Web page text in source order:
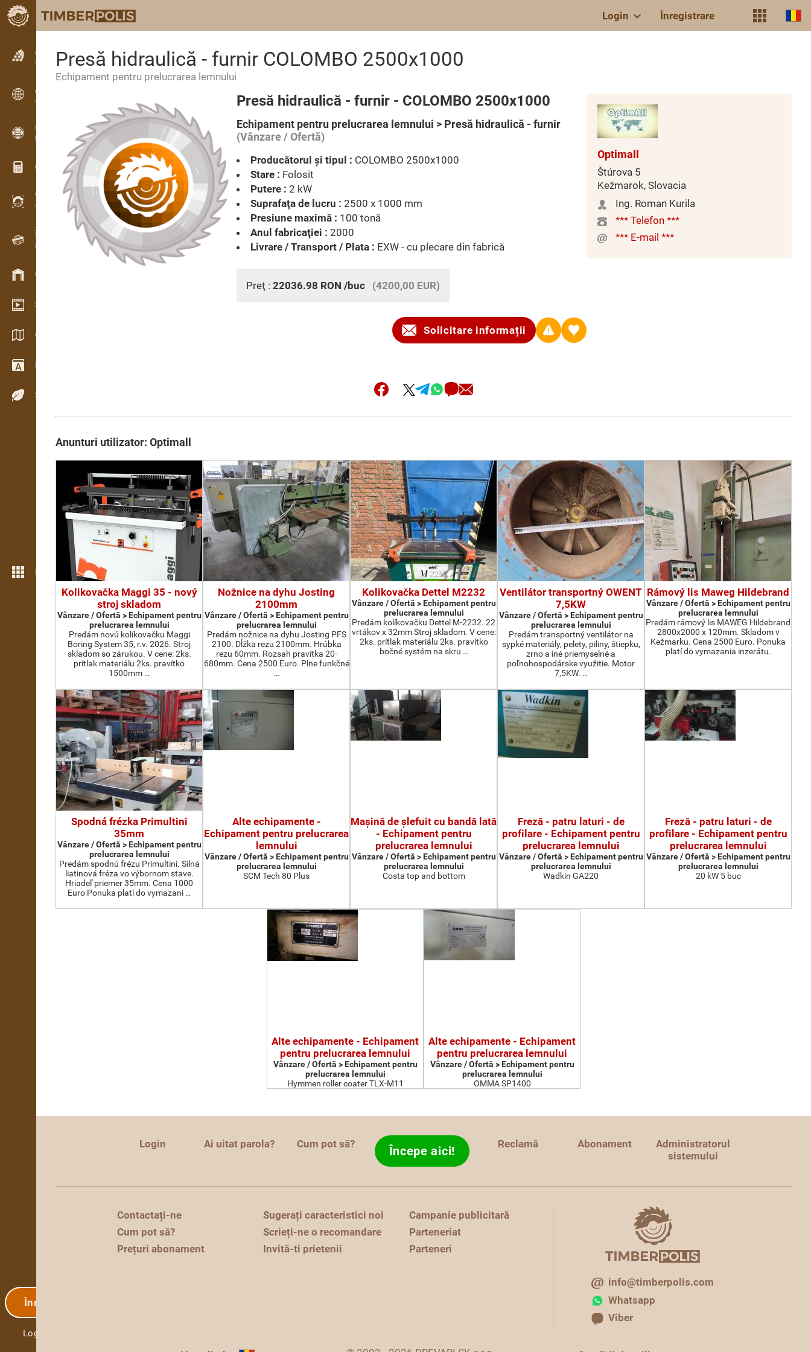
Login Înregistrare
Anunțuri
Anunturi text
Anunțuri
Anunțuri internaționale
OPTI-TIMB
Modele de debitare
Calculatoare lemn
WoodProfi
Volum de lemn cu IA
Înregistrator de date
Inventarul lemnului pe teren
Gestionarea stocurilor
Showroom video
Cataloage / Broșuri
Dicţionar
Specii de lemn
Mai multe opțiuni
Înregistrare
Login
Presă hidraulică - furnir COLOMBO 2500x1000
Echipament pentru prelucrarea lemnului
Presă hidraulică - furnir - COLOMBO 2500x1000
Echipament pentru prelucrarea lemnului > Presă hidraulică - furnir
(Vânzare / Ofertă)
Producătorul şi tipul : COLOMBO 2500x1000
Stare : Folosit
Putere : 2 kW
Suprafaţa de lucru : 2500 x 1000 mm
Presiune maximă : 100 tonă
Anul fabricaţiei : 2000
Livrare / Transport / Plata : EXW - cu plecare din fabrică
Preţ : 22036.98 RON /buc (4200,00 EUR)
Solicitare informații
Optimall
Štúrova 5
Kežmarok, Slovacia
Ing. Roman Kurila
*** Telefon ***
*** E-mail ***
Anunturi utilizator: Optimall
Kolikovačka Maggi 35 - nový
stroj skladom
Vânzare / Ofertă > Echipament pentru
prelucrarea lemnului
Predám novú kolíkovačku Maggi
Boring System 35, r.v. 2026. Stroj
skladom so zárukou. V cene: 2ks.
prítlak materiálu 2ks. pravítko
1500mm …
Nožnice na dyhu Josting
2100mm
Vânzare / Ofertă > Echipament pentru
prelucrarea lemnului
Predám nožnice na dyhu Josting PFS
2100. Dĺžka rezu 2100mm. Hrúbka
rezu 60mm. Rozsah pravítka 20-
680mm. Cena 2500 Euro. Plne funkčné
…
Kolikovačka Dettel M2232
Vânzare / Ofertă > Echipament pentru
prelucrarea lemnului
Predám kolíkovačku Dettel M-2232. 22
vrtákov x 32mm Stroj skladom. V cene:
2ks. prítlak materiálu 2ks. pravítko
bočné systém na skru …
Ventilátor transportný OWENT
7,5KW
Vânzare / Ofertă > Echipament pentru
prelucrarea lemnului
Predám transportný ventilátor na
sypké materiály, pelety, piliny, štiepku,
zrno a iné priemyselné a
poľnohospodárske využitie. Motor
7,5KW. …
Rámový lis Maweg Hildebrand
Vânzare / Ofertă > Echipament pentru
prelucrarea lemnului
Predám rámový lis MAWEG Hildebrand
2800x2000 x 120mm. Skladom v
Kežmarku. Cena 2500 Euro. Ponuka
platí do vymazania inzerátu.
Spodná frézka Primultini
35mm
Vânzare / Ofertă > Echipament pentru
prelucrarea lemnului
Predám spodnú frézu Primultini. Silná
liatinová fréza vo výbornom stave.
Hriadeľ priemer 35mm. Cena 1000
Euro Ponuka platí do vymazani …
Alte echipamente -
Echipament pentru prelucrarea
lemnului
Vânzare / Ofertă > Echipament pentru
prelucrarea lemnului
SCM Tech 80 Plus
Maşină de şlefuit cu bandă lată
- Echipament pentru
prelucrarea lemnului
Vânzare / Ofertă > Echipament pentru
prelucrarea lemnului
Costa top and bottom
Freză - patru laturi - de
profilare - Echipament pentru
prelucrarea lemnului
Vânzare / Ofertă > Echipament pentru
prelucrarea lemnului
Wadkin GA220
Freză - patru laturi - de
profilare - Echipament pentru
prelucrarea lemnului
Vânzare / Ofertă > Echipament pentru
prelucrarea lemnului
20 kW 5 buc
Alte echipamente - Echipament
pentru prelucrarea lemnului
Vânzare / Ofertă > Echipament pentru
prelucrarea lemnului
Hymmen roller coater TLX-M11
Alte echipamente - Echipament
pentru prelucrarea lemnului
Vânzare / Ofertă > Echipament pentru
prelucrarea lemnului
OMMA SP1400
Login Ai uitat parola? Cum pot să? Începe aici! Reclamă Abonament
Administratorul
sistemului
Contactați-ne
Cum pot să?
Prețuri abonament
Sugerați caracteristici noi
Scrieți-ne o recomandare
Invită-ti prietenii
Campanie publicitară
Parteneriat
Parteneri
info@timberpolis.com
Whatsapp
Viber